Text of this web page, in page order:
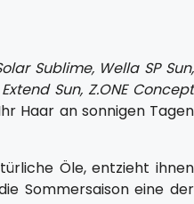
Sublime, Wella SP Sun,
Sun, Z.ONE Concept
Haar an sonnigen Tagen
Öle, entzieht ihnen
Sommersaison eine der